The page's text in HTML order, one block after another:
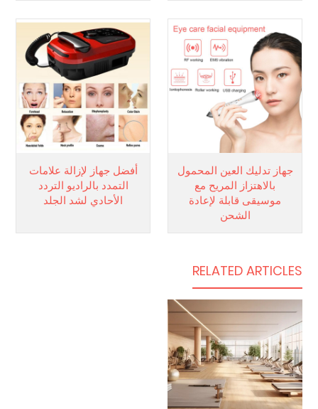
جهاز تدليك العين المحمول
بالاهتزاز المريح مع
موسيقى قابلة لإعادة
الشحن
أفضل جهاز لإزالة علامات
التمدد بالراديو التردد
الأحادي لشد الجلد
RELATED ARTICLES